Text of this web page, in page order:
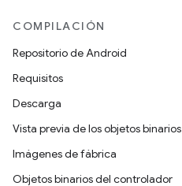
COMPILACIÓN
Repositorio de Android
Requisitos
Descarga
Vista previa de los objetos binarios
Imágenes de fábrica
Objetos binarios del controlador